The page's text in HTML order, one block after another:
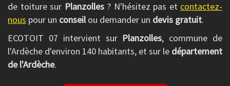
de toiture sur Planzolles? N'hésitez pas et contactez-
nous pour un conseilou demander un devis gratuit.
ECOTOIT 07 intervient sur Planzolles, commune de
l'Ardèche d'environ 140 habitants, et sur le département
de l'Ardèche.